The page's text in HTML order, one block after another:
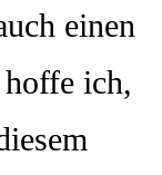
einen
ich,